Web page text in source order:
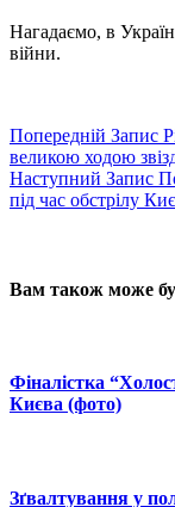
Нагадаємо, в
війни.
Попередній Запис
великою ходою
Наступний Запис
під час обстрілу
Вам також може
Фіналістка
Києва (фото)
Зґвалтування у